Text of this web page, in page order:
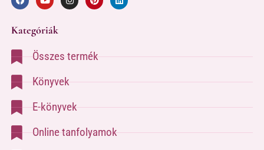
Kategóriák
Összes termék
Könyvek
E-könyvek
Online tanfolyamok